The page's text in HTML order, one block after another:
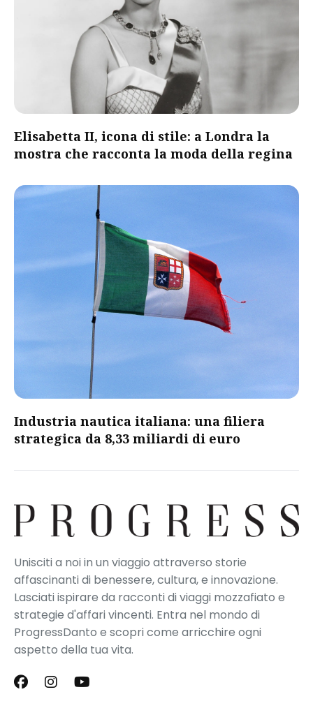
Elisabetta II, icona di stile: a Londra la
mostra che racconta la moda della regina
​Industria nautica italiana: una filiera
strategica da 8,33 miliardi di euro​
Unisciti a noi in un viaggio attraverso storie
affascinanti di benessere, cultura, e innovazione.
Lasciati ispirare da racconti di viaggi mozzafiato e
strategie d'affari vincenti. Entra nel mondo di
ProgressDanto e scopri come arricchire ogni
aspetto della tua vita.